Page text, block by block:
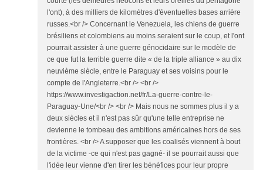
l'ont), à des milliers de kilomètres d'éventuelles bases arrière
russes.<br /> Concernant le Venezuela, les chiens de guerre
brésiliens et colombiens au moins seraient sur le coup, et l'ont
pourrait assister à une guerre génocidaire sur le modèle de
ce que fut la terrible guerre dite « de la triple alliance » au dix
neuvième siècle, entre le Paraguay et ses voisins pour le
compte de l'Angleterre.<br /> <br />
https://www.investigaction.net/fr/La-guerre-contre-le-
Paraguay-Une/<br /> <br /> Mais nous ne sommes plus il y a
deux siècles et il n'est pas sûr qu'une telle entreprise ne
devienne le tombeau des ambitions américaines hors de ses
frontières. <br /> A supposer que les coalisés viennent à bout
de la victime -ce qui n'est pas gagné- il se pourrait aussi que
l'idée leur vienne d'en tirer les bénéfices pour leur propre